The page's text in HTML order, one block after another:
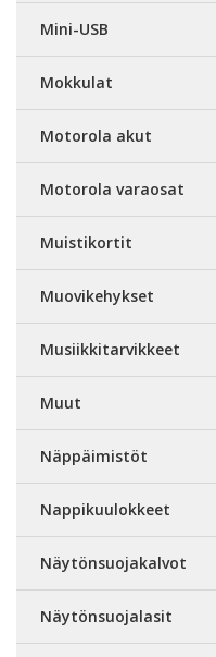
Mini-USB
Mokkulat
Motorola akut
Motorola varaosat
Muistikortit
Muovikehykset
Musiikkitarvikkeet
Muut
Näppäimistöt
Nappikuulokkeet
Näytönsuojakalvot
Näytönsuojalasit